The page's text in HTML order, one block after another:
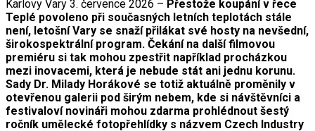
Karlovy Vary 3. července 2026 – Přestože koupání v řece
Teplé povoleno při současných letních teplotách stále
není, letošní Vary se snaží přilákat své hosty na nevšední,
širokospektrální program. Čekání na další filmovou
premiéru si tak mohou zpestřit například procházkou
mezi inovacemi, která je nebude stát ani jednu korunu.
Sady Dr. Milady Horákové se totiž aktuálně proměnily v
otevřenou galerii pod širým nebem, kde si návštěvníci a
festivaloví novináři mohou zdarma prohlédnout šestý
ročník umělecké fotopřehlídky s názvem Czech Industry